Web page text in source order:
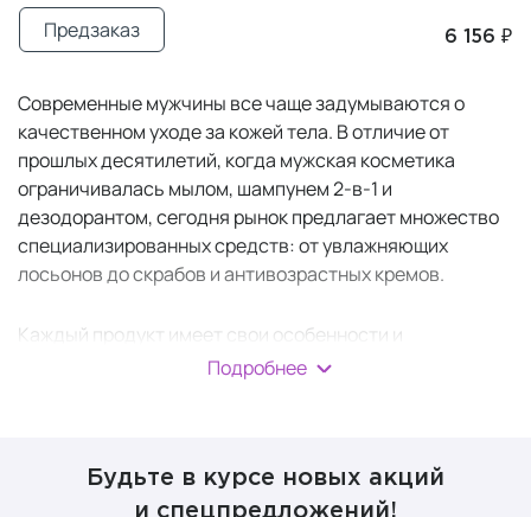
6 156 ₽
Предзаказ
Современные мужчины все чаще задумываются о
качественном уходе за кожей тела. В отличие от
прошлых десятилетий, когда мужская косметика
ограничивалась мылом, шампунем 2-в-1 и
дезодорантом, сегодня рынок предлагает множество
специализированных средств: от увлажняющих
лосьонов до скрабов и антивозрастных кремов.
Каждый продукт имеет свои особенности и
предназначен для решения конкретных задач.
Основные этапы ухода за
Подробнее
Будьте в курсе новых акций
и спецпредложений!